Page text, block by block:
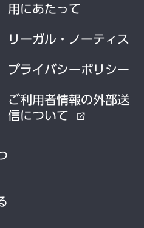
用にあたって
リーガル・ノーティス
プライバシーポリシー
ご利用者情報の外部送
信について
external_link